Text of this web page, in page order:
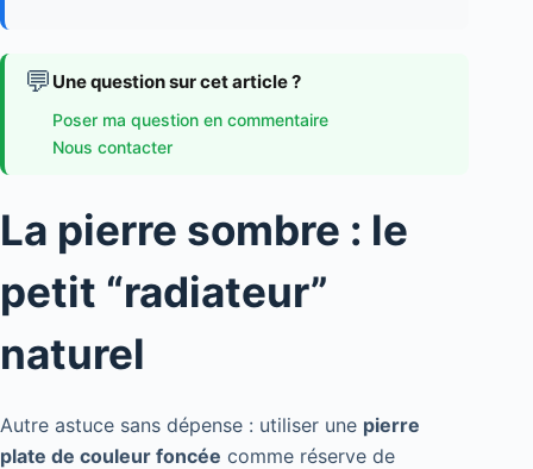
💬 Une question sur cet article ?
Poser ma question en commentaire
Nous contacter
La pierre sombre : le
petit “radiateur”
naturel
Autre astuce sans dépense : utiliser une pierre
plate de couleur foncée comme réserve de